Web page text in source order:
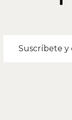
Suscríbete y